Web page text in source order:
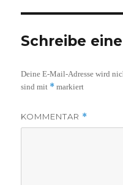
Schreibe
Deine E-Mail-Adresse wird
sind mit * markiert
KOMMENTAR *